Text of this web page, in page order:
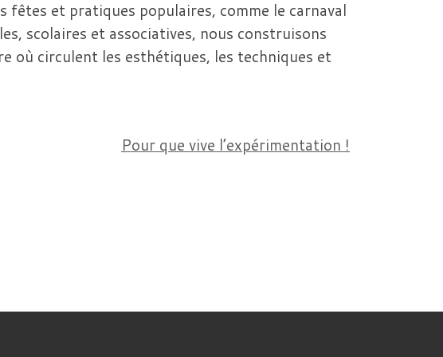
fêtes et pratiques populaires, comme le carnaval
scolaires et associatives, nous construisons
où circulent les esthétiques, les techniques et
Pour que vive l’expérimentation !